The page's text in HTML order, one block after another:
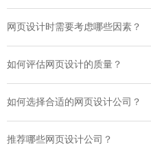
网页设计时需要考虑哪些因素？
如何评估网页设计的质量？
如何选择合适的网页设计公司？
推荐哪些网页设计公司？